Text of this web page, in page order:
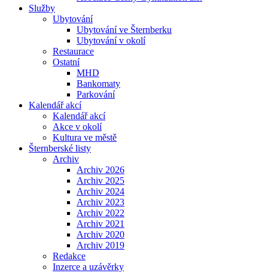
Služby
Ubytování
Ubytování ve Šternberku
Ubytování v okolí
Restaurace
Ostatní
MHD
Bankomaty
Parkování
Kalendář akcí
Kalendář akcí
Akce v okolí
Kultura ve městě
Šternberské listy
Archiv
Archiv 2026
Archiv 2025
Archiv 2024
Archiv 2023
Archiv 2022
Archiv 2021
Archiv 2020
Archiv 2019
Redakce
Inzerce a uzávěrky